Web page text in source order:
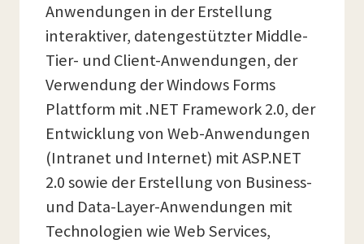
Anwendungen in der Erstellung
interaktiver, datengestützter Middle-
Tier- und Client-Anwendungen, der
Verwendung der Windows Forms
Plattform mit .NET Framework 2.0, der
Entwicklung von Web-Anwendungen
(Intranet und Internet) mit ASP.NET
2.0 sowie der Erstellung von Business-
und Data-Layer-Anwendungen mit
Technologien wie Web Services,